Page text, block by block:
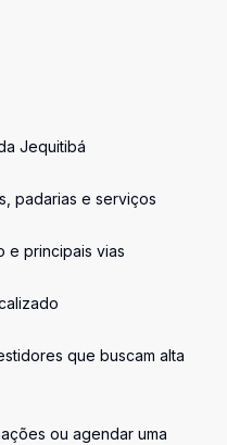
Jequitibá
padarias e serviços
e principais vias
que buscam alta
ou agendar uma